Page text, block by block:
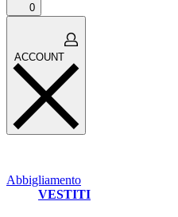
0
Open
ACCOUNT
Abbigliamento
VESTITI